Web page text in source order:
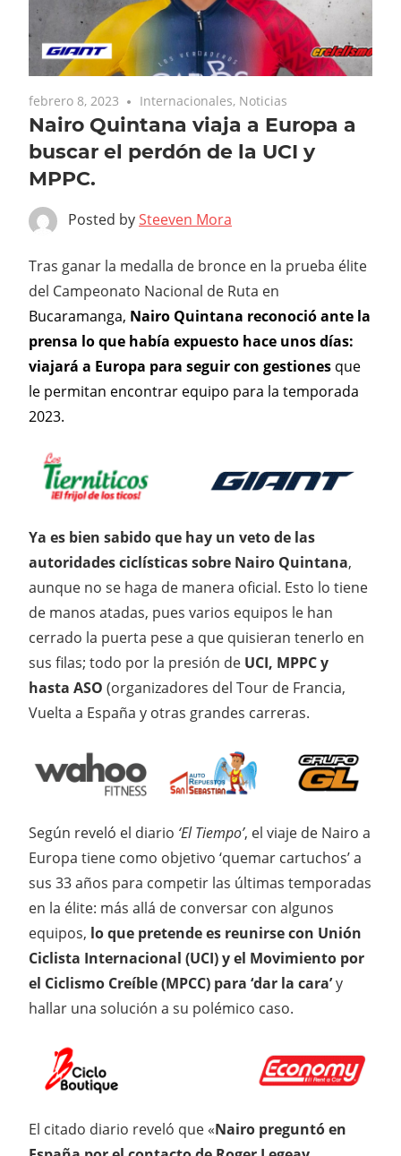
febrero 8, 2023 Internacionales, Noticias
Nairo Quintana viaja a Europa a
buscar el perdón de la UCI y
MPPC.
Posted bySteeven Mora
Tras ganar la medalla de bronce en la prueba élite
del Campeonato Nacional de Ruta en
Bucaramanga, Nairo Quintana reconoció ante la
prensa lo que había expuesto hace unos días:
viajará a Europa para seguir con gestiones que
le permitan encontrar equipo para la temporada
2023.
Ya es bien sabido que hay un veto de las
autoridades ciclísticas sobre Nairo Quintana,
aunque no se haga de manera oficial. Esto lo tiene
de manos atadas, pues varios equipos le han
cerrado la puerta pese a que quisieran tenerlo en
sus filas; todo por la presión de UCI, MPPC y
hasta ASO (organizadores del Tour de Francia,
Vuelta a España y otras grandes carreras.
Según reveló el diario ‘El Tiempo’, el viaje de Nairo a
Europa tiene como objetivo ‘quemar cartuchos’ a
sus 33 años para competir las últimas temporadas
en la élite: más allá de conversar con algunos
equipos, lo que pretende es reunirse con Unión
Ciclista Internacional (UCI) y el Movimiento por
el Ciclismo Creíble (MPCC) para ‘dar la cara’y
hallar una solución a su polémico caso.
El citado diario reveló que «Nairo preguntó en